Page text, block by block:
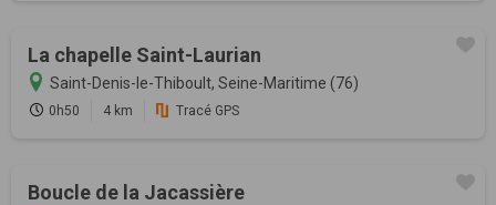
La chapelle Saint-Laurian
Saint-Denis-le-Thiboult, Seine-Maritime (76)
0h50 4 km Tracé GPS
Boucle de la Jacassière